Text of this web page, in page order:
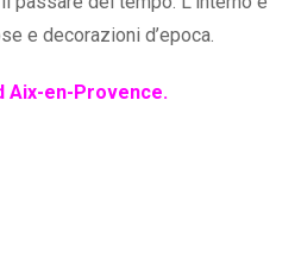
e decorazioni d’epoca.
Aix-en-Provence.